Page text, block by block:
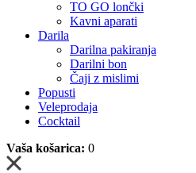
TO GO lončki
Kavni aparati
Darila
Darilna pakiranja
Darilni bon
Čaji z mislimi
Popusti
Veleprodaja
Cocktail
Vaša košarica: 0